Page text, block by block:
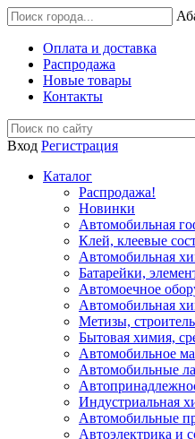
Оплата и доставка
Распродажа
Новые товары
Контакты
Вход Регистрация
Каталог
Распродажа!
Новинки
Автомобильная
Клей, клеевые
Автомобильная
Батарейки,
Автомоечное
Автомобильная
Метизы,
Бытовая химия,
Автомобильное
Автомобильные
Индустриальная
Автомобильные
Автоэлектрика и